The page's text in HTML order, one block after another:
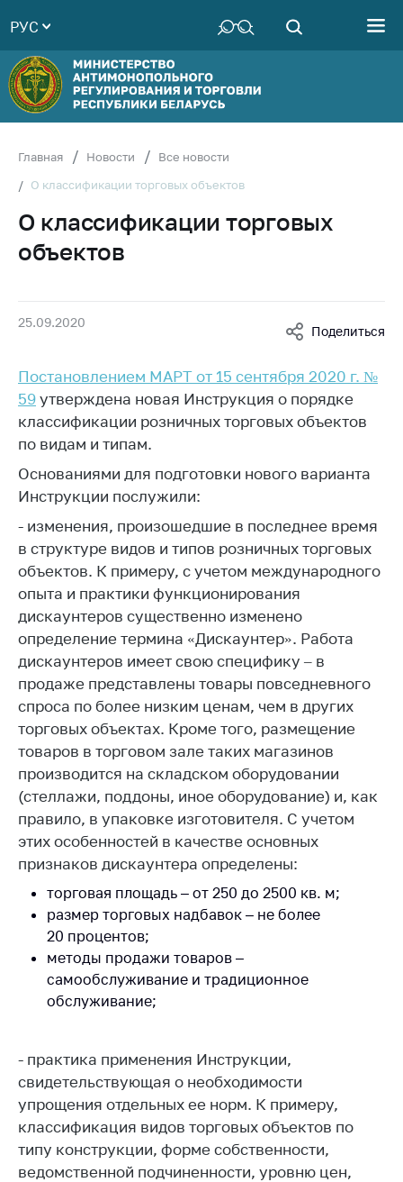
Руководство
Структура
Министерства
Территориальные
Антикоррупционная
деятельность
совет
Награждения
Белорусская
универсальная
Общественная
Идеологическая
работа
Официальные
геральдические
символы
5 лет МАРТ
Деятельность
Ценовая политика
Антимонопольное
регулирование и
конкуренция
Торговля и услуги
Регулирование и
контроль закупок
Защита прав
потребителей
Регулирование
рекламной
деятельности
сотрудничество
Применение мер
нетарифного
регулирования
Биржевая торговля
РУС
Главная Новости
Все новости
О классификации торговых объектов
О классификации торговых
объектов
25.09.2020
Поделиться
Постановлением МАРТ от 15 сентября 2020 г. №
59утверждена новая Инструкция о порядке
классификации розничных торговых объектов
по видам и типам.
Основаниями для подготовки нового варианта
Инструкции послужили:
- изменения, произошедшие в последнее время
в структуре видов и типов розничных торговых
объектов. К примеру, с учетом международного
опыта и практики функционирования
дискаунтеров существенно изменено
определение термина «Дискаунтер». Работа
дискаунтеров имеет свою специфику – в
продаже представлены товары повседневного
спроса по более низким ценам, чем в других
торговых объектах. Кроме того, размещение
товаров в торговом зале таких магазинов
производится на складском оборудовании
(стеллажи, поддоны, иное оборудование) и, как
правило, в упаковке изготовителя. С учетом
этих особенностей в качестве основных
признаков дискаунтера определены:
торговая площадь – от 250 до 2500 кв. м;
размер торговых надбавок – не более
20 процентов;
методы продажи товаров –
самообслуживание и традиционное
обслуживание;
- практика применения Инструкции,
свидетельствующая о необходимости
упрощения отдельных ее норм. К примеру,
классификация видов торговых объектов по
типу конструкции, форме собственности,
ведомственной подчиненности, уровню цен,